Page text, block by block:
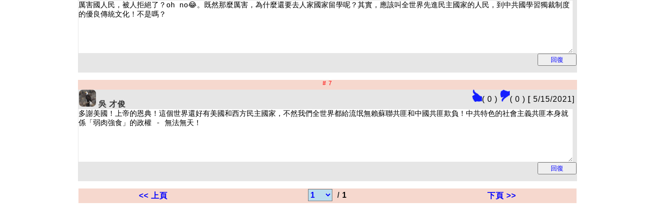
# 7
( 0 ) ( 0 ) [ 5/15/2021]
吳 才俊
<< 上頁 / 1 下頁 >>